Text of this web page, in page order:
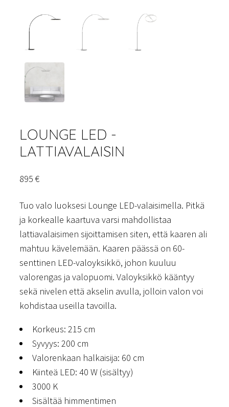
LOUNGE LED -
LATTIAVALAISIN
895 €
Tuo valo luoksesi Lounge LED-valaisimella. Pitkä
ja korkealle kaartuva varsi mahdollistaa
lattiavalaisimen sijoittamisen siten, että kaaren ali
mahtuu kävelemään. Kaaren päässä on 60-
senttinen LED-valoyksikkö, johon kuuluu
valorengas ja valopuomi. Valoyksikkö kääntyy
sekä nivelen että akselin avulla, jolloin valon voi
kohdistaa useilla tavoilla.
Korkeus: 215 cm
Syvyys: 200 cm
Valorenkaan halkaisija: 60 cm
Kiinteä LED: 40 W (sisältyy)
3000 K
Sisältää himmentimen